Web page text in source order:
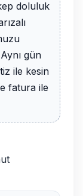
doluluk
gün
ile kesin
fatura ile